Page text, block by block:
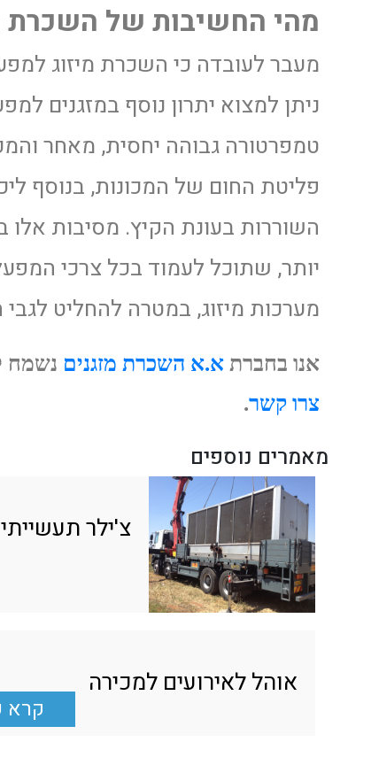
מהי החשיבות של השכרת
מעבר לעובדה כי השכרת מיזוג
ניתן למצוא יתרון נוסף במזגנים
טמפרטורה גבוהה יחסית, מאחר
פליטת החום של המכונות, בנוסף
השוררות בעונת הקיץ. מסיבות
יותר, שתוכל לעמוד בכל צרכי
מערכות מיזוג, במטרה להחליט
אנו בחברת א.א השכרת מזגנים נשמח
צרו קשר.
מאמרים נוספים
צ'ילר תעשייתי
אוהל לאירועים למכירה
קרא